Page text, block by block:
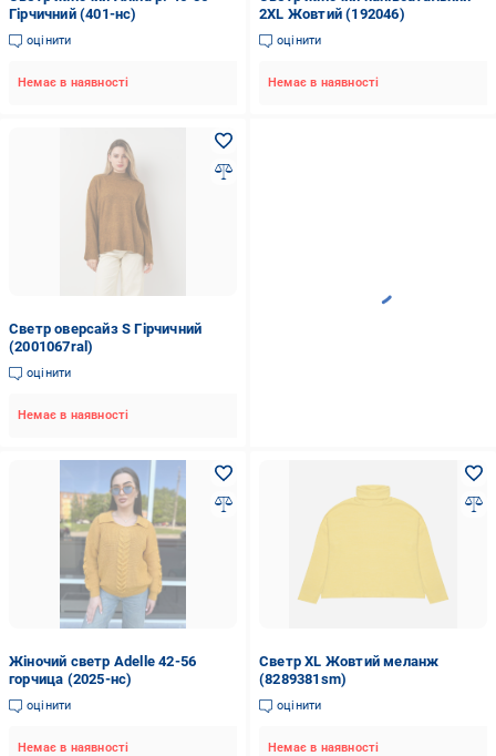
Гірчичний (401-нс)
оцінити
Немає в наявності
2XL Жовтий (192046)
оцінити
Немає в наявності
Светр оверсайз S Гірчичний
(2001067ral)
оцінити
Немає в наявності
Жіночий светр Adelle 42-56
горчица (2025-нс)
оцінити
Немає в наявності
Светр XL Жовтий меланж
(8289381sm)
оцінити
Немає в наявності